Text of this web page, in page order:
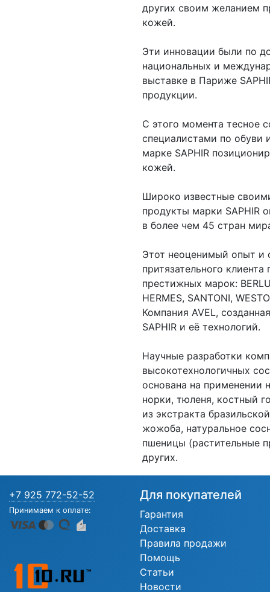
других своим желанием
кожей.
Эти инновации были по
национальных и
выставке в Париже
продукции.
С этого момента тесное
специалистами по обуви
марке SAPHIR
кожей.
Широко известные
продукты марки SAPHIR
в более чем 45 стран
Этот неоценимый опыт и
притязательного
престижных марок:
HERMES, SANTONI,
Компания AVEL,
SAPHIR и её технологий.
Научные разработки
высокотехнологичных
основана на применении
норки, тюленя, костный
из экстракта
жожоба, натуральное
пшеницы (растительные
других.
+7 925 772-52-52
Принимаем к оплате:
Для покупателей
Гарантия
Доставка
Правила продажи
Помощь
Статьи
Новости